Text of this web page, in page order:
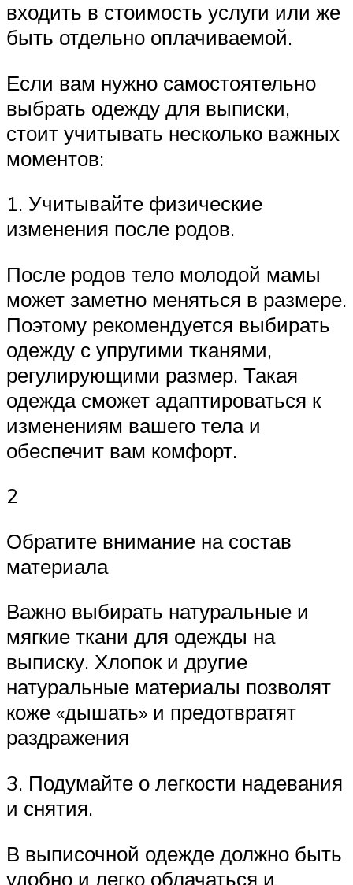
входить в стоимость услуги или же
быть отдельно оплачиваемой.
Если вам нужно самостоятельно
выбрать одежду для выписки,
стоит учитывать несколько важных
моментов:
1. Учитывайте физические
изменения после родов.
После родов тело молодой мамы
может заметно меняться в размере.
Поэтому рекомендуется выбирать
одежду с упругими тканями,
регулирующими размер. Такая
одежда сможет адаптироваться к
изменениям вашего тела и
обеспечит вам комфорт.
2
Обратите внимание на состав
материала
Важно выбирать натуральные и
мягкие ткани для одежды на
выписку. Хлопок и другие
натуральные материалы позволят
коже «дышать» и предотвратят
раздражения
3. Подумайте о легкости надевания
и снятия.
В выписочной одежде должно быть
удобно и легко облачаться и